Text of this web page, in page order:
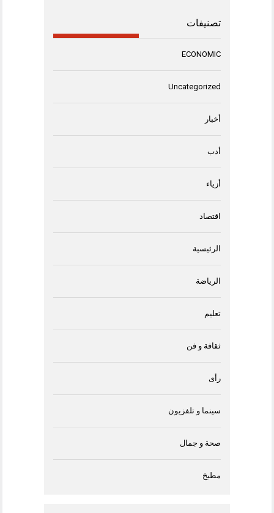
تصنيفات
ECONOMIC
Uncategorized
أخبار
أدب
أزياء
اقتصاد
الرئيسية
الرياضة
تعليم
ثقافة و فن
رأى
سينما و تلفزيون
صحة و جمال
مطبخ